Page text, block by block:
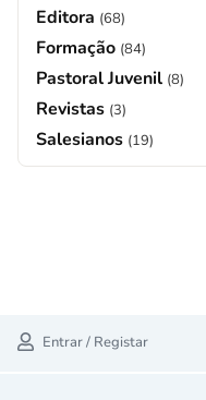
Editora (68)
Formação (84)
Pastoral Juvenil (8)
Revistas (3)
Salesianos (19)
Entrar / Registar